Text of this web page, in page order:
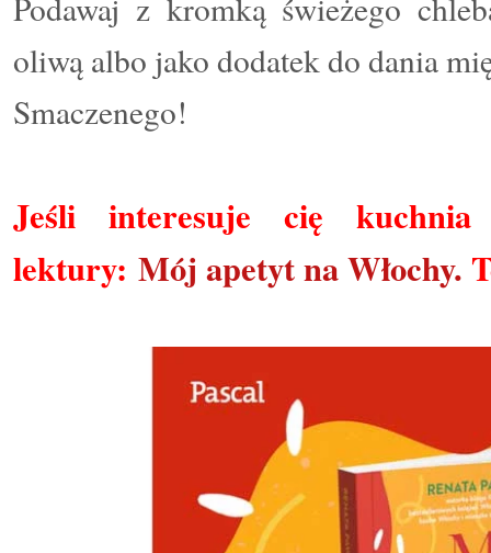
oliwą albo jako dodatek do dania
Smaczenego!
Jeśli interesuje cię
lektury: Mój apetyt na Włochy.